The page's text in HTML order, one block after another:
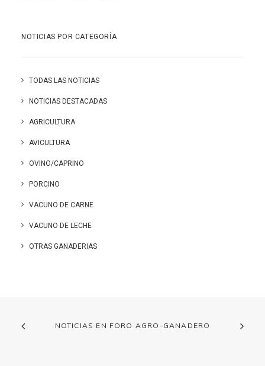
NOTICIAS POR CATEGORÍA
TODAS LAS NOTICIAS
NOTICIAS DESTACADAS
AGRICULTURA
AVICULTURA
OVINO/CAPRINO
PORCINO
VACUNO DE CARNE
VACUNO DE LECHE
OTRAS GANADERIAS
NOTICIAS EN FORO AGRO-GANADERO